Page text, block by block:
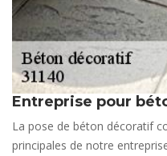
Entreprise pour
La pose de béton décoratif
principales de notre